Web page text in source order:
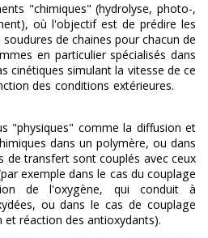
"chimiques" (hydrolyse, photo-,
où l'objectif est de prédire les
de chaines pour chacun de
en particulier spécialisés dans
cinétiques simulant la vitesse de ce
des conditions extérieures.
"physiques" comme la diffusion et
dans un polymère, ou dans
de transfert sont couplés avec ceux
exemple dans le cas du couplage
de l'oxygène, qui conduit à
ou dans le cas de couplage
réaction des antioxydants).